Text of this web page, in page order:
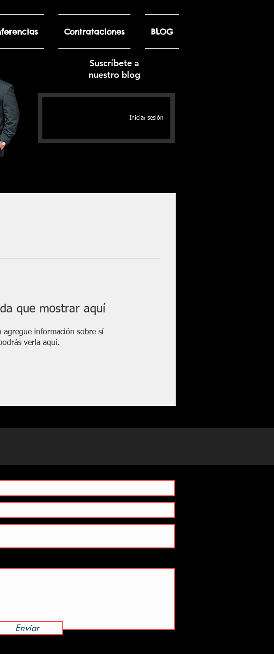
Contrataciones BLOG
Suscríbete a
nuestro blog
Iniciar sesión
que mostrar aquí
agregue información sobre sí
verla aquí.
Enviar